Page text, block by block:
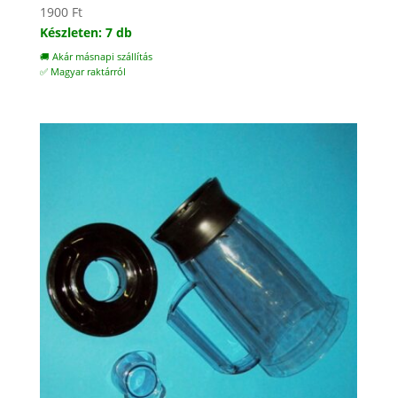
1900 Ft
Készleten: 7 db
🚚 Akár másnapi szállítás
✅ Magyar raktárról